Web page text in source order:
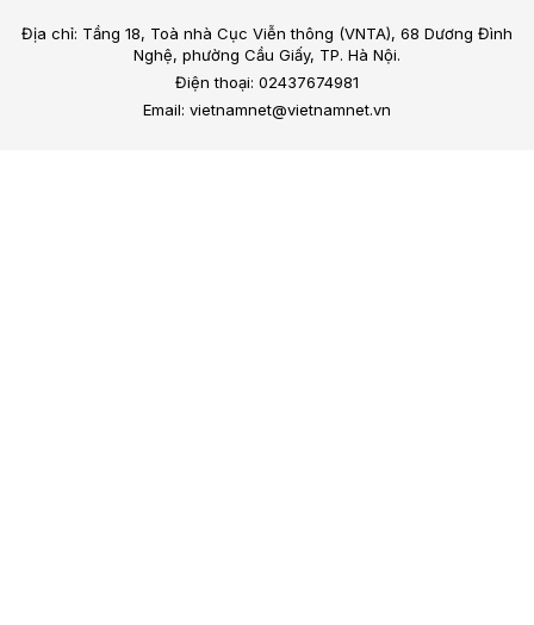
Địa chỉ: Tầng 18, Toà nhà Cục Viễn thông (VNTA), 68 Dương Đình
Nghệ, phường Cầu Giấy, TP. Hà Nội.
Điện thoại: 02437674981
Email: vietnamnet@vietnamnet.vn